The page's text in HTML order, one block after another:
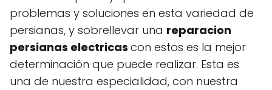
problemas y soluciones en esta variedad de
persianas, y sobrellevar una reparacion
persianas electricas con estos es la mejor
determinación que puede realizar. Esta es
una de nuestra especialidad, con nuestra